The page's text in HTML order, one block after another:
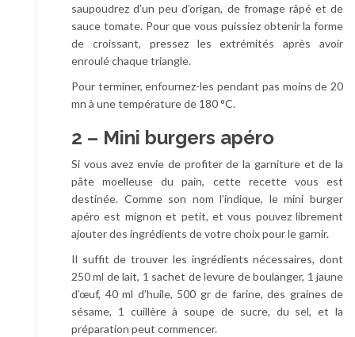
saupoudrez d’un peu d’origan, de fromage râpé et de
sauce tomate. Pour que vous puissiez obtenir la forme
de croissant, pressez les extrémités après avoir
enroulé chaque triangle.
Pour terminer, enfournez-les pendant pas moins de 20
mn à une température de 180 °C.
2 – Mini burgers apéro
Si vous avez envie de profiter de la garniture et de la
pâte moelleuse du pain, cette recette vous est
destinée. Comme son nom l’indique, le mini burger
apéro est mignon et petit, et vous pouvez librement
ajouter des ingrédients de votre choix pour le garnir.
Il suffit de trouver les ingrédients nécessaires, dont
250 ml de lait, 1 sachet de levure de boulanger, 1 jaune
d’œuf, 40 ml d’huile, 500 gr de farine, des graines de
sésame, 1 cuillère à soupe de sucre, du sel, et la
préparation peut commencer.